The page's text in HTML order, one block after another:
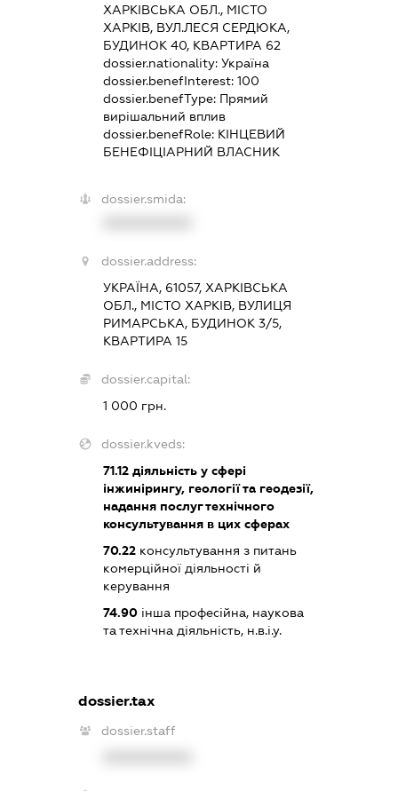
ХАРКІВСЬКА ОБЛ., МІСТО
ХАРКІВ, ВУЛ.ЛЕСЯ СЕРДЮКА,
БУДИНОК 40, КВАРТИРА 62
dossier.nationality:Україна
dossier.benefInterest:100
dossier.benefType: Прямий
вирішальний вплив
dossier.benefRole: КІНЦЕВИЙ
БЕНЕФІЦІАРНИЙ ВЛАСНИК
dossier.smida:
dossier.address:
УКРАЇНА, 61057, ХАРКІВСЬКА
ОБЛ., МІСТО ХАРКІВ, ВУЛИЦЯ
РИМАРСЬКА, БУДИНОК 3/5,
КВАРТИРА 15
dossier.capital:
1 000 грн.
dossier.kveds:
71.12 діяльність у сфері
інжинірингу, геології та геодезії,
надання послуг технічного
консультування в цих сферах
70.22 консультування з питань
комерційної діяльності й
керування
74.90 інша професійна, наукова
та технічна діяльність, н.в.і.у.
dossier.tax
dossier.staff